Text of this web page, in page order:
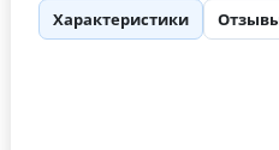
Характеристики